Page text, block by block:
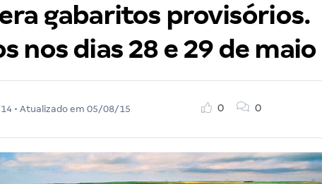
gabaritos provisórios.
nos dias 28 e 29 de maio
• Atualizado em 05/08/15
0 0